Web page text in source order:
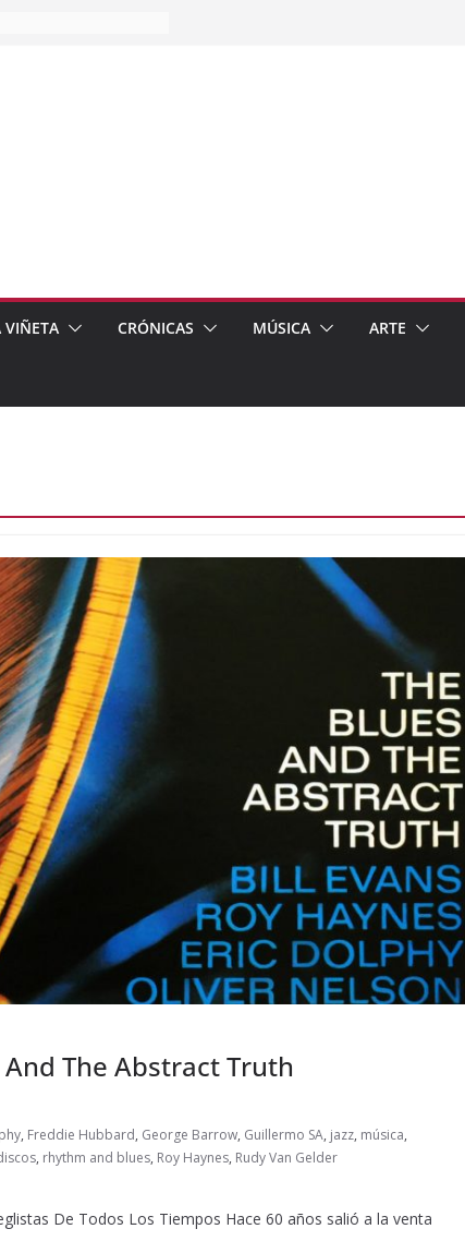
VIÑETA CRÓNICAS MÚSICA ARTE
The Abstract Truth
, Freddie Hubbard, George Barrow, Guillermo SA, jazz, música,
, rhythm and blues, Roy Haynes, Rudy Van Gelder
De Todos Los Tiempos Hace 60 años salió a la venta